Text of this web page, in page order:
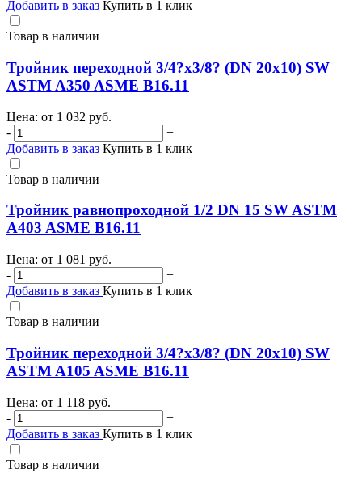
Добавить в заказ Купить в 1 клик
Товар в наличии
Тройник переходной 3/4?х3/8? (DN 20х10) SW
ASTM A350 ASME B16.11
Цена: от 1 032 руб.
-
+
Добавить в заказ Купить в 1 клик
Товар в наличии
Тройник равнопроходной 1/2 DN 15 SW ASTM
A403 ASME B16.11
Цена: от 1 081 руб.
-
+
Добавить в заказ Купить в 1 клик
Товар в наличии
Тройник переходной 3/4?х3/8? (DN 20х10) SW
ASTM A105 ASME B16.11
Цена: от 1 118 руб.
-
+
Добавить в заказ Купить в 1 клик
Товар в наличии